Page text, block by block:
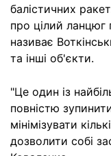
балістичних
про цілий ланцюг
називає
та інші об'єкти.
"Це один із
повністю
мінімізувати
дозволити собі